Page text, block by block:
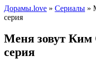
Дорамы.love » Сериалы »
серия
Меня зовут Ким
серия